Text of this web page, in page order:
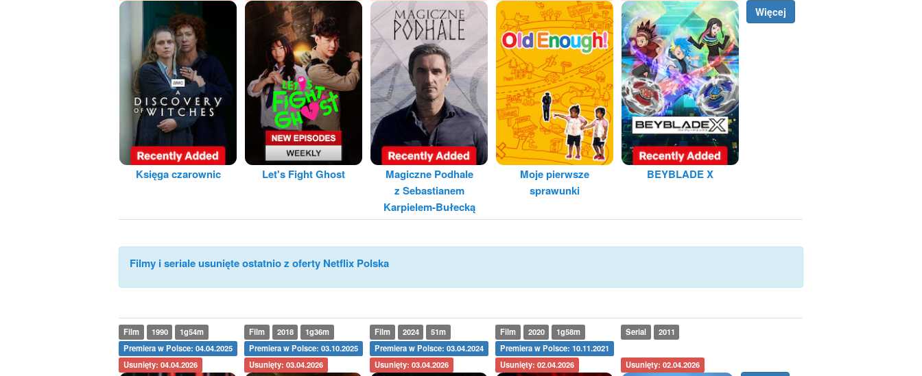
Księga czarownic Let's Fight Ghost
Magiczne Podhale
z Sebastianem
Karpielem-Bułecką
Moje pierwsze
sprawunki
BEYBLADE X
Więcej
Filmy i seriale usunięte ostatnio z oferty Netflix Polska
Film 1990
1g54m
Premiera w Polsce: 04.04.2025
Usunięty: 04.04.2026
Film 2018
1g36m
Premiera w Polsce: 03.10.2025
Usunięty: 03.04.2026
Film 2024
51m
Premiera w Polsce: 03.04.2024
Usunięty: 03.04.2026
Film 2020
1g58m
Premiera w Polsce: 10.11.2021
Usunięty: 02.04.2026
Serial 2011
Usunięty: 02.04.2026